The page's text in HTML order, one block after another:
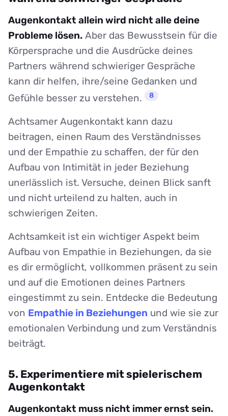
Augenkontakt allein wird nicht alle deine
Probleme lösen. Aber das Bewusstsein für die
Körpersprache und die Ausdrücke deines
Partners während schwieriger Gespräche
kann dir helfen, ihre/seine Gedanken und
Gefühle besser zu verstehen.
8
Achtsamer Augenkontakt kann dazu
beitragen, einen Raum des Verständnisses
und der Empathie zu schaffen, der für den
Aufbau von Intimität in jeder Beziehung
unerlässlich ist. Versuche, deinen Blick sanft
und nicht urteilend zu halten, auch in
schwierigen Zeiten.
Achtsamkeit ist ein wichtiger Aspekt beim
Aufbau von Empathie in Beziehungen, da sie
es dir ermöglicht, vollkommen präsent zu sein
und auf die Emotionen deines Partners
eingestimmt zu sein. Entdecke die Bedeutung
von Empathie in Beziehungen und wie sie zur
emotionalen Verbindung und zum Verständnis
beiträgt.
5. Experimentiere mit spielerischem
Augenkontakt
Augenkontakt muss nicht immer ernst sein.